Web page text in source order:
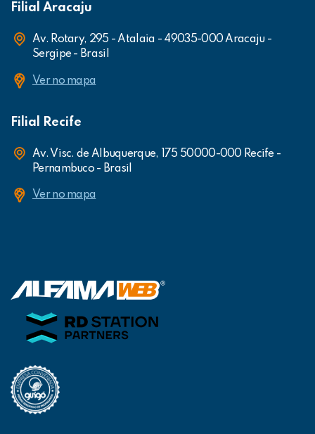
Filial Aracaju
Av. Rotary, 295 - Atalaia - 49035-000 Aracaju -
Sergipe - Brasil
Ver no mapa
Filial Recife
Av. Visc. de Albuquerque, 175 50000-000 Recife -
Pernambuco - Brasil
Ver no mapa